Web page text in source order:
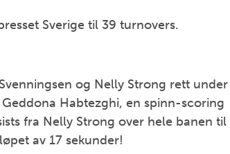
Sverige til 39 turnovers.
og Nelly Strong rett under
Habtezghi, en spinn-scoring
fra Nelly Strong over hele banen til
av 17 sekunder!